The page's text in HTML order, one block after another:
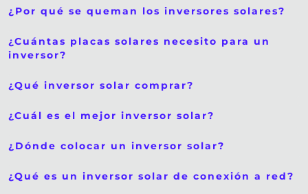
¿Por qué se queman los inversores solares?
¿Cuántas placas solares necesito para un
inversor?
¿Qué inversor solar comprar?
¿Cuál es el mejor inversor solar?
¿Dónde colocar un inversor solar?
¿Qué es un inversor solar de conexión a red?